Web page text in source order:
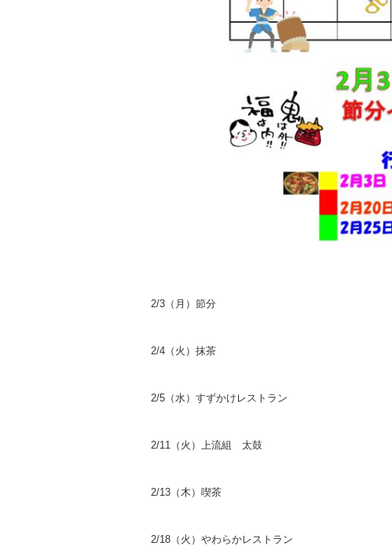
2/3（月）節分
2/4（火）抹茶
2/5（水）すずかけレストラン
2/11（火）上流組 太鼓
2/13（木）喫茶
2/18（火）やわらかレストラン